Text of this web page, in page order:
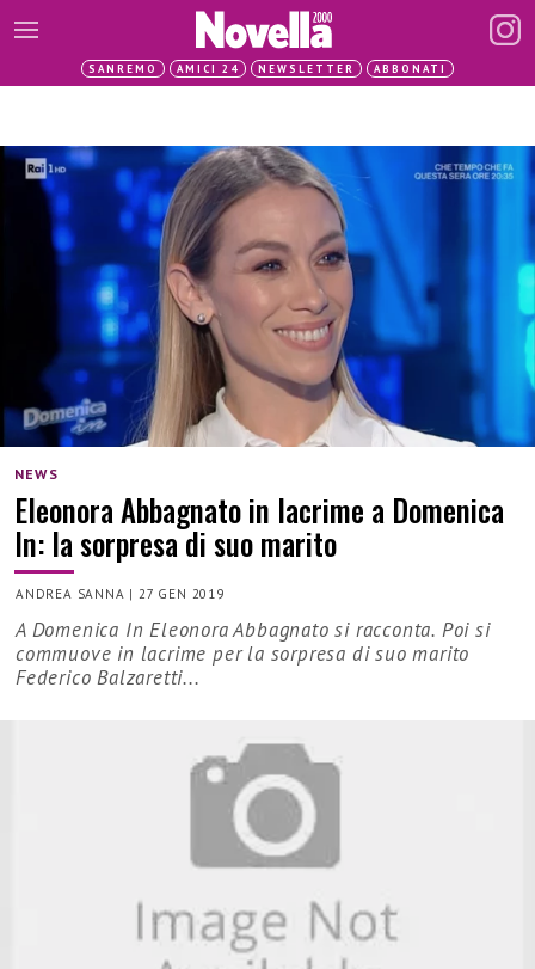
SANREMO AMICI 24 NEWSLETTER ABBONATI
NEWS
Eleonora Abbagnato in lacrime a Domenica
In: la sorpresa di suo marito
ANDREA SANNA |27 GEN 2019
A Domenica In Eleonora Abbagnato si racconta. Poi si
commuove in lacrime per la sorpresa di suo marito
Federico Balzaretti...